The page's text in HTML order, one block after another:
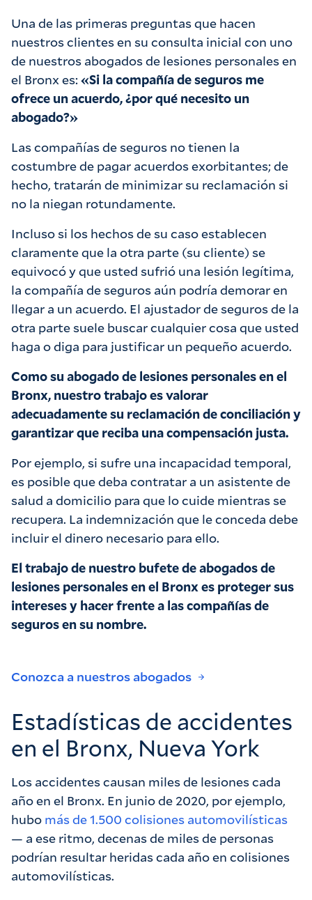
Una de las primeras preguntas que hacen
nuestros clientes en su consulta inicial con uno
de nuestros abogados de lesiones personales en
el Bronx es:«Si la compañía de seguros me
ofrece un acuerdo, ¿por qué necesito un
abogado?»
Las compañías de seguros no tienen la
costumbre de pagar acuerdos exorbitantes; de
hecho, tratarán de minimizar su reclamación si
no la niegan rotundamente.
Incluso si los hechos de su caso establecen
claramente que la otra parte (su cliente) se
equivocó y que usted sufrió una lesión legítima,
la compañía de seguros aún podría demorar en
llegar a un acuerdo. El ajustador de seguros de la
otra parte suele buscar cualquier cosa que usted
haga o diga para justificar un pequeño acuerdo.
Como su abogado de lesiones personales en el
Bronx, nuestro trabajo es valorar
adecuadamente su reclamación de conciliación y
garantizar que reciba una compensación justa.
Por ejemplo, si sufre una incapacidad temporal,
es posible que deba contratar a un asistente de
salud a domicilio para que lo cuide mientras se
recupera. La indemnización que le conceda debe
incluir el dinero necesario para ello.
El trabajo de nuestro bufete de abogados de
lesiones personales en el Bronx es proteger sus
intereses y hacer frente a las compañías de
seguros en su nombre.
Conozca a nuestros abogados
Estadísticas de accidentes
en el Bronx, Nueva York
Los accidentes causan miles de lesiones cada
año en el Bronx. En junio de 2020, por ejemplo,
hubo más de 1.500 colisiones automovilísticas
— a ese ritmo, decenas de miles de personas
podrían resultar heridas cada año en colisiones
automovilísticas.